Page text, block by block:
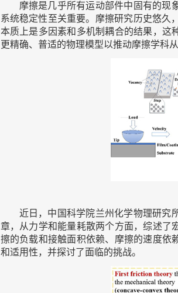
摩擦是几乎所有运动部件中固有的现
系统稳定性至关重要。摩擦研究历史悠久
本质上是多因素和多机制耦合的结果，这
更精确、普适的物理模型以推动摩擦学科
近日，中国科学院兰州化学物理研究
章，从力学和能量耗散两个方面，综述
擦的负载和接触面积依赖、摩擦的速度依
和适用性，并探讨了面临的挑战。